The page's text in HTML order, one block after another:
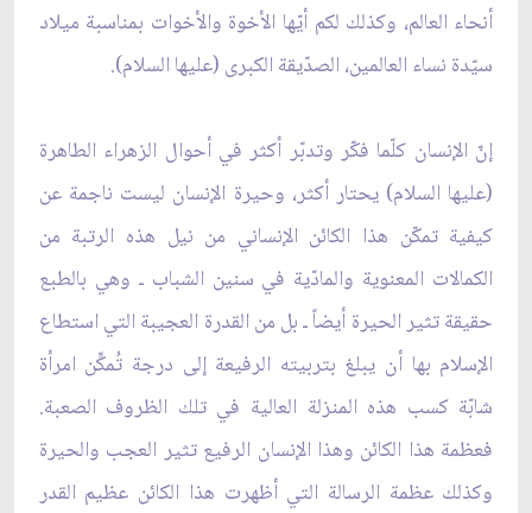
أنحاء العالم، وكذلك لكم أيّها الأخوة والأخوات بمناسبة ميلاد
سيّدة نساء العالمين، الصدّيقة الكبرى (عليها السلام).
إنّ الإنسان كلّما فكّر وتدبّر أكثر في أحوال الزهراء الطاهرة
(عليها السلام) يحتار أكثر، وحيرة الإنسان ليست ناجمة عن
كيفية تمكّن هذا الكائن الإنساني من نيل هذه الرتبة من
الكمالات المعنوية والمادّية في سنين الشباب ـ وهي بالطبع
حقيقة تثير الحيرة أيضاً ـ بل من القدرة العجيبة التي استطاع
الإسلام بها أن يبلغ بتربيته الرفيعة إلى درجة تُمكِّن امرأة
شابّة كسب هذه المنزلة العالية في تلك الظروف الصعبة.
فعظمة هذا الكائن وهذا الإنسان الرفيع تثير العجب والحيرة
وكذلك عظمة الرسالة التي أظهرت هذا الكائن عظيم القدر